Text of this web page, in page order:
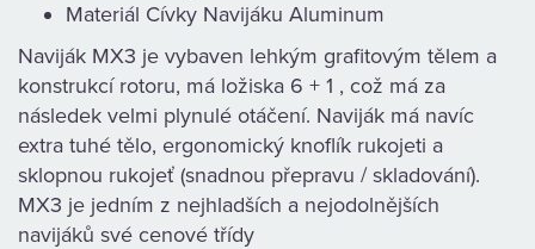
Materiál Cívky Navijáku Aluminum
Naviják MX3 je vybaven lehkým grafitovým tělem a
konstrukcí rotoru, má ložiska 6 + 1 , což má za
následek velmi plynulé otáčení. Naviják má navíc
extra tuhé tělo, ergonomický knoflík rukojeti a
sklopnou rukojeť (snadnou přepravu / skladování).
MX3 je jedním z nejhladších a nejodolnějších
navijáků své cenové třídy